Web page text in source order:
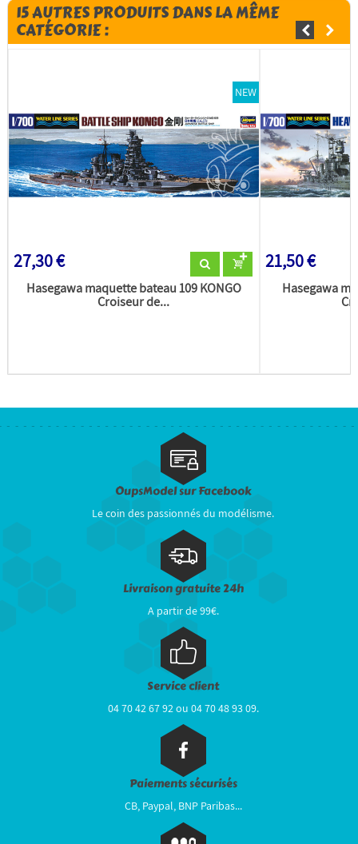
15 AUTRES PRODUITS DANS LA MÊME
CATÉGORIE :
NEW
27,30 €
Hasegawa maquette bateau 109 KONGO
Croiseur de...
21,50 €
Hasegawa
OupsModel sur Facebook
Le coin des passionnés du modélisme.
Livraison gratuite 24h
A partir de 99€.
Service client
04 70 42 67 92 ou 04 70 48 93 09.
Paiements sécurisés
CB, Paypal, BNP Paribas...